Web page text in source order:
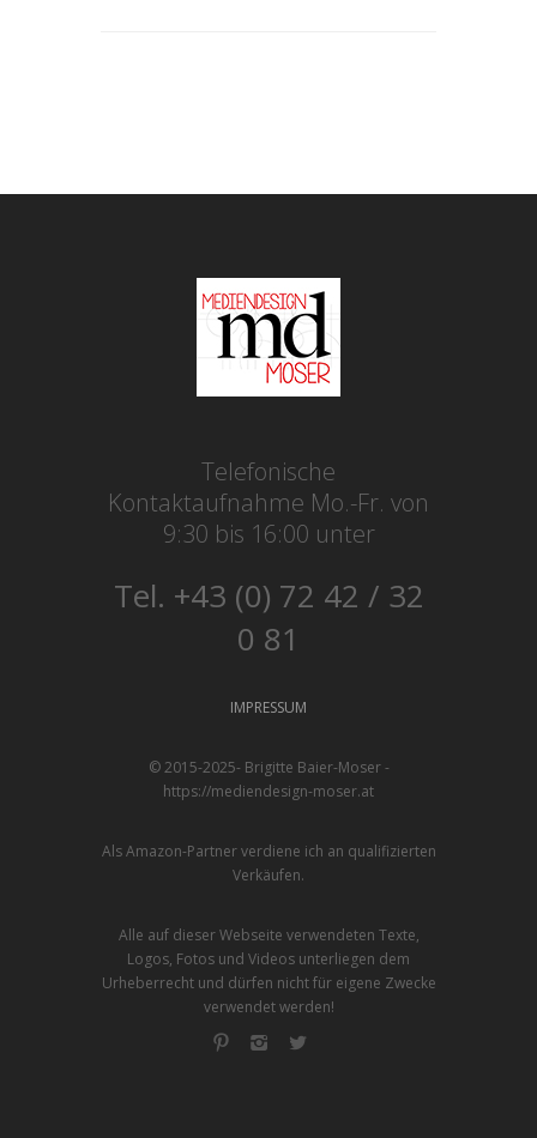
Telefonische
Kontaktaufnahme Mo.-Fr. von
9:30 bis 16:00 unter
Tel. +43 (0) 72 42 / 32
0 81
IMPRESSUM
© 2015-2025- Brigitte Baier-Moser -
https://mediendesign-moser.at
Als Amazon-Partner verdiene ich an qualifizierten
Verkäufen.
Alle auf dieser Webseite verwendeten Texte,
Logos, Fotos und Videos unterliegen dem
Urheberrecht und dürfen nicht für eigene Zwecke
verwendet werden!